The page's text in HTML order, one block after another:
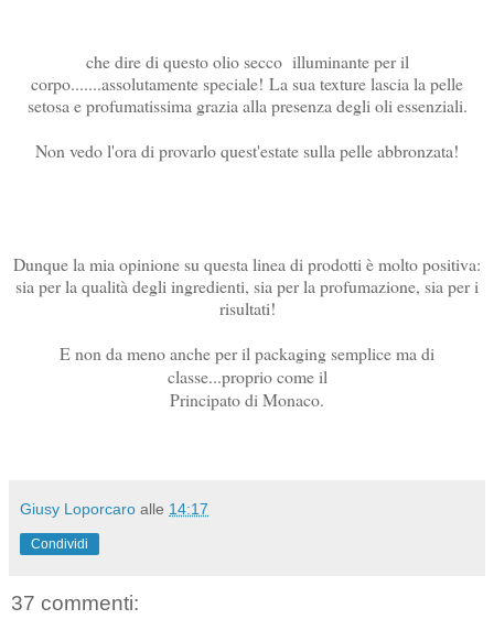
che dire di questo olio secco illuminante per il
corpo.......assolutamente speciale! La sua texture lascia la pelle
setosa e profumatissima grazia alla presenza degli oli essenziali.
Non vedo l'ora di provarlo quest'estate sulla pelle abbronzata!
Dunque la mia opinione su questa linea di prodotti è molto positiva:
sia per la qualità degli ingredienti, sia per la profumazione, sia per i
risultati!
E non da meno anche per il packaging semplice ma di
classe...proprio come il
Principato di Monaco.
Giusy Loporcaro alle 14:17
Condividi
37 commenti: